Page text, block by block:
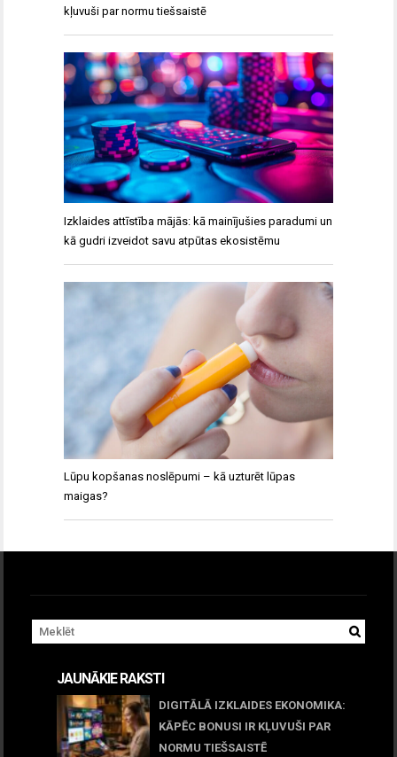
kļuvuši par normu tiešsaistē
Izklaides attīstība mājās: kā mainījušies paradumi un
kā gudri izveidot savu atpūtas ekosistēmu
Lūpu kopšanas noslēpumi – kā uzturēt lūpas
maigas?
JAUNĀKIE RAKSTI
DIGITĀLĀ IZKLAIDES EKONOMIKA:
KĀPĒC BONUSI IR KĻUVUŠI PAR
NORMU TIEŠSAISTĒ